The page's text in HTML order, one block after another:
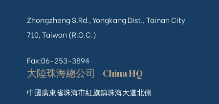
Zhongzheng S.Rd., Yongkang Dist., Tainan City
710, Taiwan (R.O.C.)
Fax:06-253-3894
大陸珠海總公司 - China HQ
中國廣東省珠海市紅旗鎮珠海大道北側